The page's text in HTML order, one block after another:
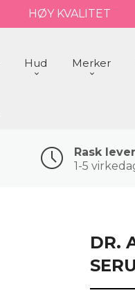
HØY KVALITET
Hud Merker
Rask
1-5
DR.